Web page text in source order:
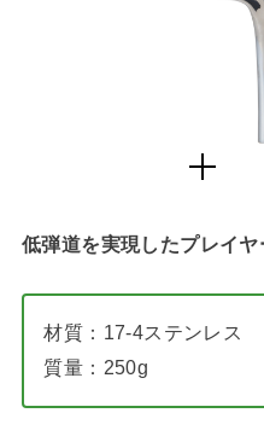
低弾道を実現したプレイ
材質：17-4ステンレス
質量：250g